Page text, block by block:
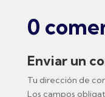
0
Enviar un
Tu dirección de
Los campos